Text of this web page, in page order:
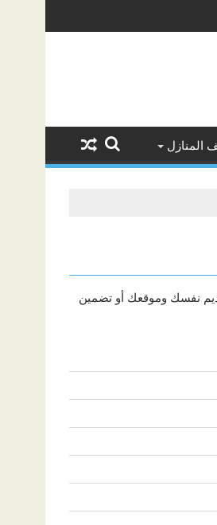
المنازل
نفسك وموقعك أو تضمين